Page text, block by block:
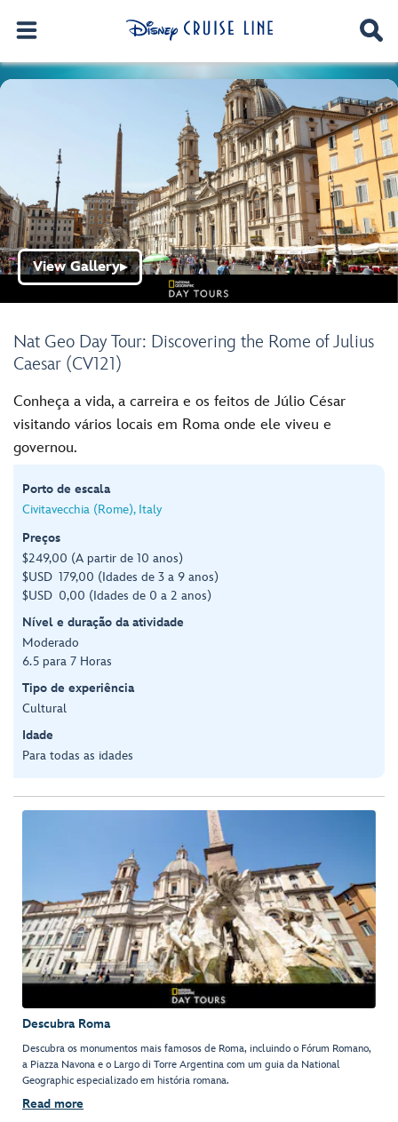
Nat Geo Day Tour: Discovering the Rome of Julius
Caesar (CV121)
View Gallery▶
Conheça a vida, a carreira e os feitos de Júlio César
visitando vários locais em Roma onde ele viveu e
governou.
Porto de escala
Civitavecchia (Rome), Italy
Preços
$249,00 (A partir de 10 anos)
$USD 179,00 (Idades de 3 a 9 anos)
$USD 0,00 (Idades de 0 a 2 anos)
Nível e duração da atividade
Moderado
6.5 para 7 Horas
Tipo de experiência
Cultural
Idade
Para todas as idades
Descubra Roma
Descubra os monumentos mais famosos de Roma, incluindo o Fórum Romano,
a Piazza Navona e o Largo di Torre Argentina com um guia da National
Geographic especializado em história romana.
Read more